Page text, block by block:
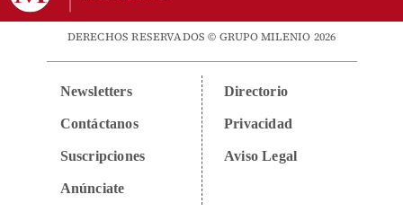
DERECHOS RESERVADOS © GRUPO MILENIO 2026
Newsletters
Contáctanos
Suscripciones
Anúnciate
Directorio
Privacidad
Aviso Legal